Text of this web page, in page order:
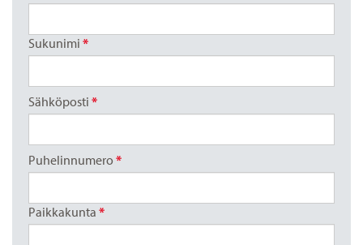
Sukunimi *
Sähköposti *
Puhelinnumero *
Paikkakunta *